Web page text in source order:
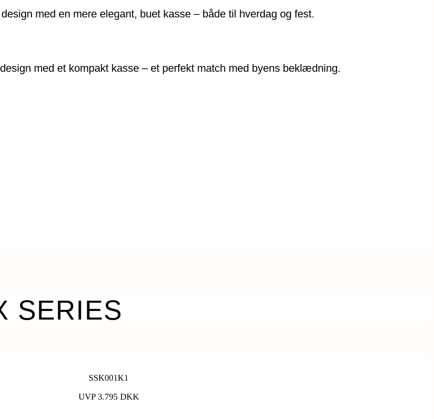
med en mere elegant, buet kasse – både til hverdag og fest.
med et kompakt kasse – et perfekt match med byens beklædning.
SERIES
SSK001K1
UVP 3.795 DKK